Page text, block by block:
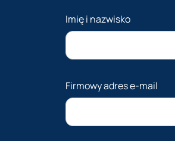
Imię i nazwisko
Firmowy adres e-mail